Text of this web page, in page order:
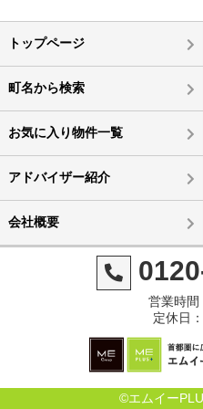
トップページ
町名から検索
お気に入り物件一覧
アドバイザー紹介
会社概要
営業時間
定休日
©エムイー